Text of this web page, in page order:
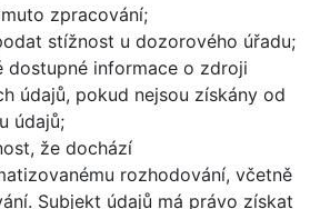
zpracování;
stížnost u dozorového úřadu;
dostupné informace o zdroji
údajů, pokud nejsou získány od
údajů;
že dochází
rozhodování, včetně
Subjekt údajů má právo získat